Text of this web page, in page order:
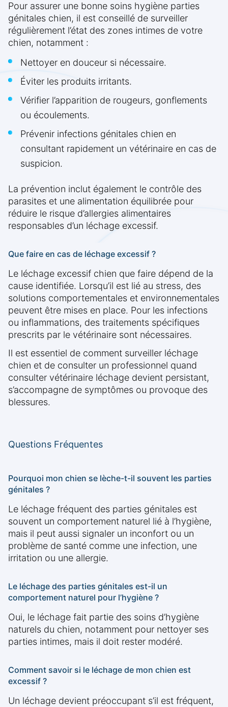
Pour assurer une bonne soins hygiène parties
génitales chien, il est conseillé de surveiller
régulièrement l’état des zones intimes de votre
chien, notamment :
Nettoyer en douceur si nécessaire.
Éviter les produits irritants.
Vérifier l’apparition de rougeurs, gonflements
ou écoulements.
Prévenir infections génitales chien en
consultant rapidement un vétérinaire en cas de
suspicion.
La prévention inclut également le contrôle des
parasites et une alimentation équilibrée pour
réduire le risque d’allergies alimentaires
responsables d’un léchage excessif.
Que faire en cas de léchage excessif ?
Le léchage excessif chien que faire dépend de la
cause identifiée. Lorsqu’il est lié au stress, des
solutions comportementales et environnementales
peuvent être mises en place. Pour les infections
ou inflammations, des traitements spécifiques
prescrits par le vétérinaire sont nécessaires.
Il est essentiel de comment surveiller léchage
chien et de consulter un professionnel quand
consulter vétérinaire léchage devient persistant,
s’accompagne de symptômes ou provoque des
blessures.
Questions Fréquentes
Pourquoi mon chien se lèche-t-il souvent les parties
génitales ?
Le léchage fréquent des parties génitales est
souvent un comportement naturel lié à l’hygiène,
mais il peut aussi signaler un inconfort ou un
problème de santé comme une infection, une
irritation ou une allergie.
Le léchage des parties génitales est-il un
comportement naturel pour l’hygiène ?
Oui, le léchage fait partie des soins d’hygiène
naturels du chien, notamment pour nettoyer ses
parties intimes, mais il doit rester modéré.
Comment savoir si le léchage de mon chien est
excessif ?
Un léchage devient préoccupant s’il est fréquent,